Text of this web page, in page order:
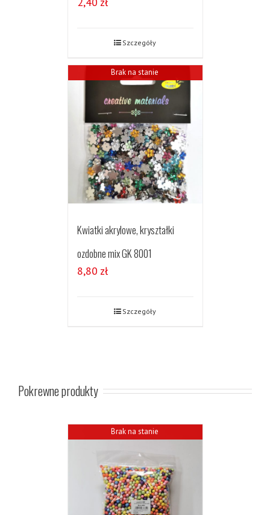
Szczegóły
Brak na stanie
Kwiatki akrylowe, kryształki
ozdobne mix GK 8001
8,80 zł
Szczegóły
Pokrewne produkty
Brak na stanie